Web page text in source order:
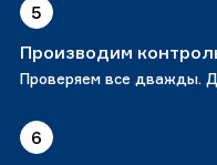
5
Производим
Проверяем все дважды.
6